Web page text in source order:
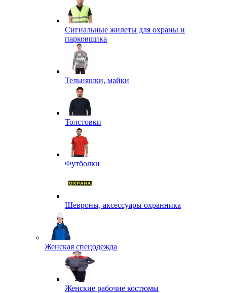
Сигнальные жилеты для охраны и
парковщика
Тельняшки, майки
Толстовки
Футболки
Шевроны, аксессуары охранника
Женская спецодежда
Женские рабочие костюмы